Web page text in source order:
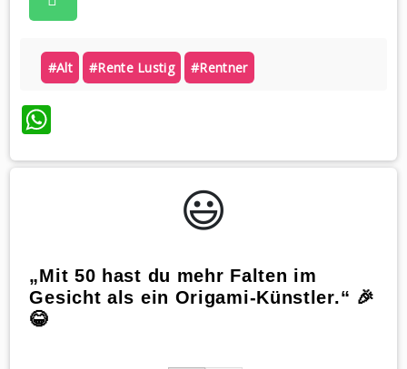
#alt #rente Lustig #rentner
WhatsApp
😃️
„Mit 50 hast du mehr Falten im
Gesicht als ein Origami-Künstler.“ 🎉
😂